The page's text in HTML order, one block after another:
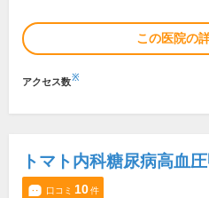
この医院の
アクセス数※
トマト内科糖尿病高血
口コミ 10件